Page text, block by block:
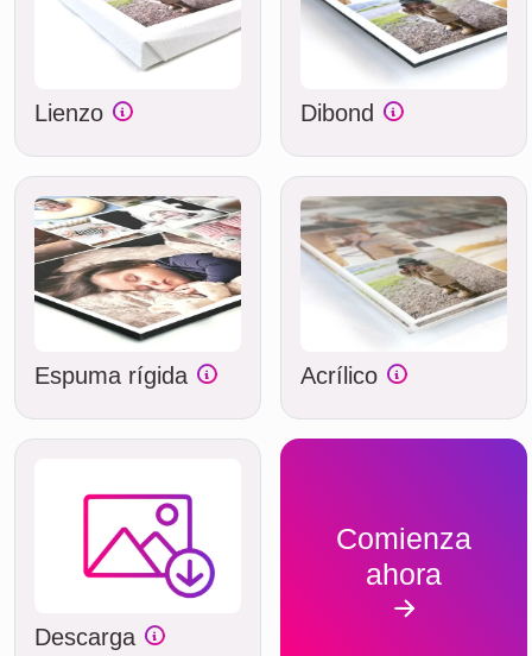
Lienzo Dibond
Espuma rígida Acrílico
Descarga
Comienza
ahora